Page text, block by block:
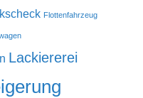
Flottenfahrzeug
Lackiererei